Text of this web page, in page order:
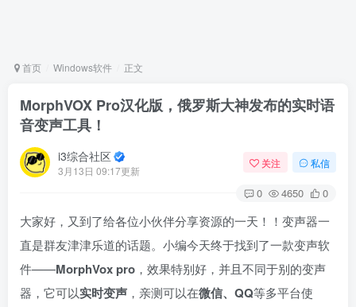
首页 Windows软件 正文
MorphVOX Pro汉化版，俄罗斯大神发布的实时语
音变声工具！
i3综合社区
3月13日 09:17更新
关注 私信
0 4650 0
大家好，又到了给各位小伙伴分享资源的一天！！变声器一
直是群友津津乐道的话题。小编今天终于找到了一款变声软
件——MorphVox pro ，效果特别好，并且不同于别的变声
器，它可以实时变声 ，亲测可以在微信、QQ等多平台使